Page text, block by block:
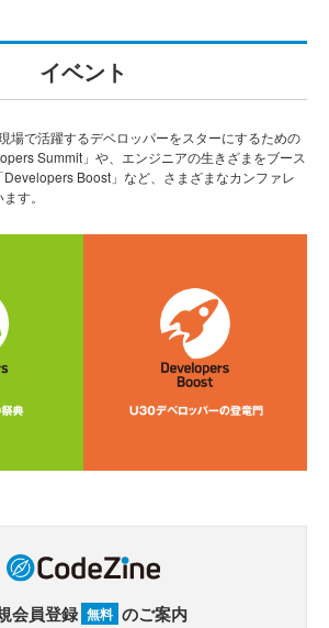
イベント
場で活躍するデベロッパーをスターにするための
Summit」や、エンジニアの生きざまをブース
Developers Boost」など、さまざまなカンファレ
す。
会員登録 無料 のご案内